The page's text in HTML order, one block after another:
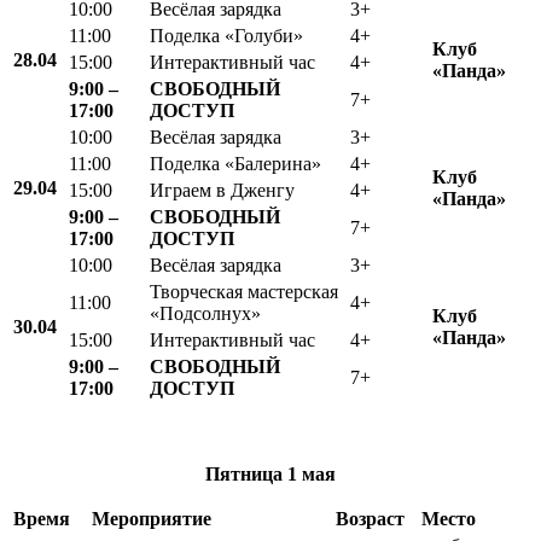
28.04
10:00 Весёлая зарядка
3+
Клуб
«Панда»
11:00 Поделка «Голуби»
4+
15:00
Интерактивный час
4+
9:00 –
17:00
СВОБОДНЫЙ
ДОСТУП
7+
29.04
10:00 Весёлая зарядка
3+
Клуб
«Панда»
11:00 Поделка «Балерина»
4+
15:00
Играем в Дженгу
4+
9:00 –
17:00
СВОБОДНЫЙ
ДОСТУП
7+
30.04
10:00 Весёлая зарядка 3+
Клуб
«Панда»
11:00
Творческая мастерская
«Подсолнух»
4+
15:00
Интерактивный час
4+
9:00 –
17:00
СВОБОДНЫЙ
ДОСТУП
7+
Пятница 1 мая
Время Мероприятие Возраст
Место